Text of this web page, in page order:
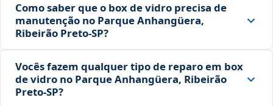
Como saber que o box de vidro precisa de
manutenção no Parque Anhangüera,
Ribeirão Preto‑SP?
Vocês fazem qualquer tipo de reparo em box
de vidro no Parque Anhangüera, Ribeirão
Preto‑SP?